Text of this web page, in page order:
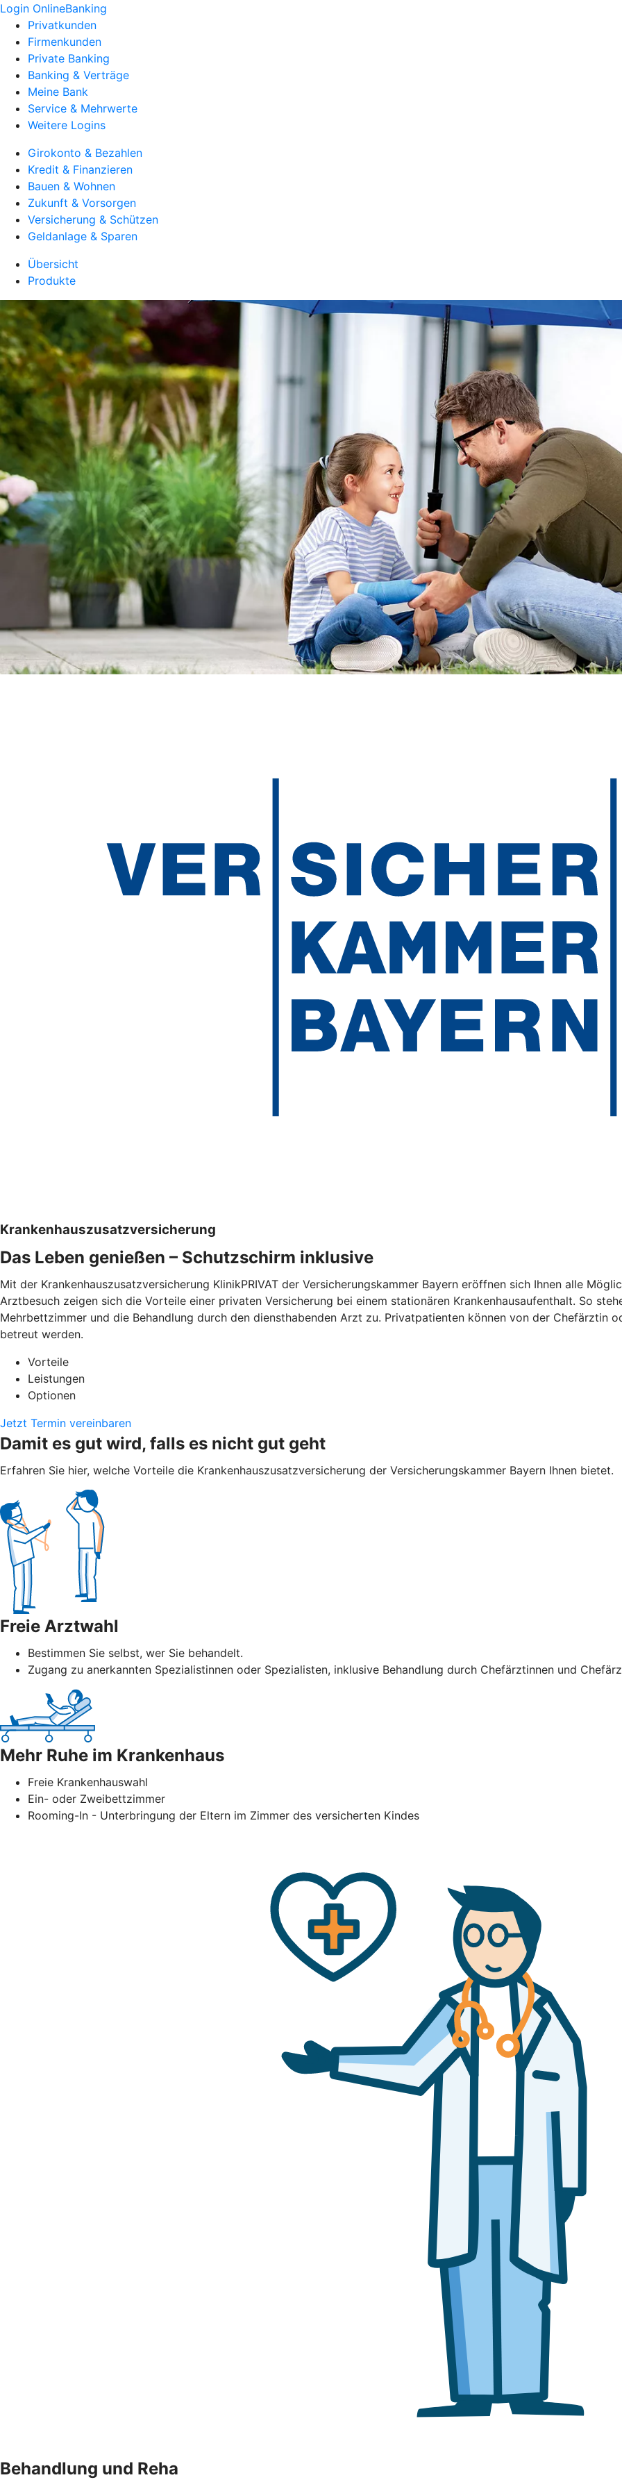
Login OnlineBanking
Privatkunden
Firmenkunden
Private Banking
Banking & Verträge
Meine Bank
Service & Mehrwerte
Weitere Logins
Girokonto & Bezahlen
Kredit & Finanzieren
Bauen & Wohnen
Zukunft & Vorsorgen
Versicherung & Schützen
Geldanlage & Sparen
Übersicht
Produkte
Krankenhauszusatzversicherung
Das Leben genießen – Schutzschirm inklusive
Mit der Krankenhauszusatzversicherung KlinikPRIVAT der Versicherungskammer Bayern eröffnen sich Ihnen alle
Arztbesuch zeigen sich die Vorteile einer privaten Versicherung bei einem stationären Krankenhausaufenthalt. So
Mehrbettzimmer und die Behandlung durch den diensthabenden Arzt zu. Privatpatienten können von der Chefärztin
betreut werden.
Vorteile
Leistungen
Optionen
Jetzt Termin vereinbaren
Damit es gut wird, falls es nicht gut geht
Erfahren Sie hier, welche Vorteile die Krankenhauszusatzversicherung der Versicherungskammer Bayern Ihnen bietet.
Freie Arztwahl
Bestimmen Sie selbst, wer Sie behandelt.
Zugang zu anerkannten Spezialistinnen oder Spezialisten, inklusive Behandlung durch Chefärztinnen und
Mehr Ruhe im Krankenhaus
Freie Krankenhauswahl
Ein- oder Zweibettzimmer
Rooming-In - Unterbringung der Eltern im Zimmer des versicherten Kindes
Behandlung und Reha